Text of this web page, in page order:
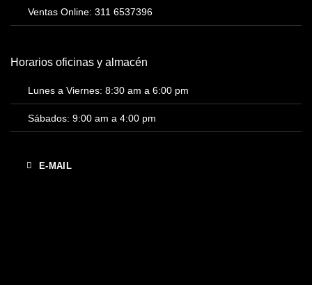
Ventas Online: 311 6537396
Horarios oficinas y almacén
Lunes a Viernes: 8:30 am a 6:00 pm
Sábados: 9:00 am a 4:00 pm
E-MAIL